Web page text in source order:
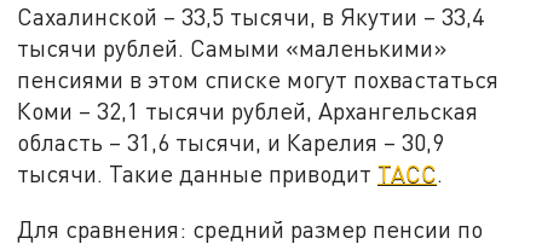
Сахалинской – 33,5 тысячи, в Якутии – 33,4
тысячи рублей. Самыми «маленькими»
пенсиями в этом списке могут похвастаться
Коми – 32,1 тысячи рублей, Архангельская
область – 31,6 тысячи, и Карелия – 30,9
тысячи. Такие данные приводит ТАСС.
Для сравнения: средний размер пенсии по